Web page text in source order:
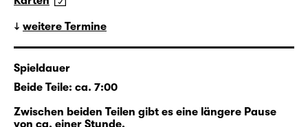
das Walter dem jungen Eric zuerkennt.
Beide lernen sich eher zufällig kennen, beide
sind auf ihre Art allein: Walter ist es gewohnt,
Geschäftsverhandlungen in der ganzen Welt
unterwegs ist; Erics Freund Toby ist seit
Wochen versunken in den Proben für das
weitere Termine
Spieldauer
Beide Teile: ca. 7:00
Zwischen beiden Teilen gibt es eine längere Pause
von ca. einer Stunde.